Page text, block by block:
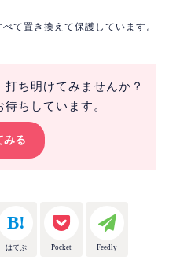
て置き換えて保護しています。
ち明けてみませんか？
ちしています。
みる
はてぶ Pocket Feedly